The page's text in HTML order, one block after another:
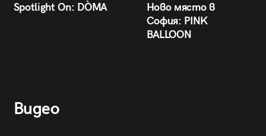
Spotlight On: DÒMA
Ново място в
София: PINK
BALLOON
Видео